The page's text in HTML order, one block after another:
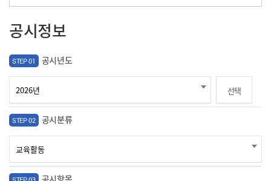
공시정보
STEP 01 공시년도
선택
STEP 02 공시분류
공시항목